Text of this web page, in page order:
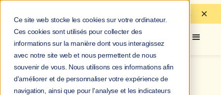
Ce site web stocke les cookies sur votre ordinateur.
Ces cookies sont utilisés pour collecter des
informations sur la manière dont vous interagissez
avec notre site web et nous permettent de nous
souvenir de vous. Nous utilisons ces informations afin
d'améliorer et de personnaliser votre expérience de
navigation, ainsi que pour l'analyse et les indicateurs
empower your teams.